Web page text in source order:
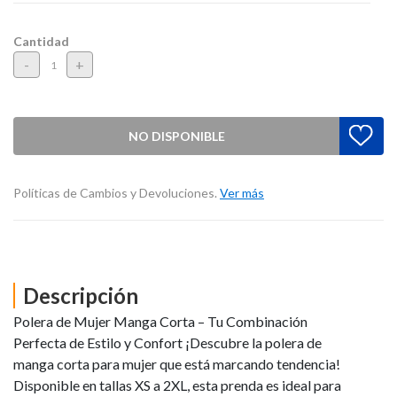
Cantidad
- +
NO DISPONIBLE
Políticas de Cambios y Devoluciones. Ver más
Descripción
Polera de Mujer Manga Corta – Tu Combinación
Perfecta de Estilo y Confort ¡Descubre la polera de
manga corta para mujer que está marcando tendencia!
Disponible en tallas XS a 2XL, esta prenda es ideal para